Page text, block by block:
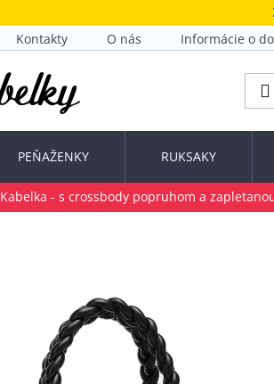
Kontakty O nás Informácie o
PEŇAŽENKY RUKSAKY
Kabelka - s crossbody popruhom a